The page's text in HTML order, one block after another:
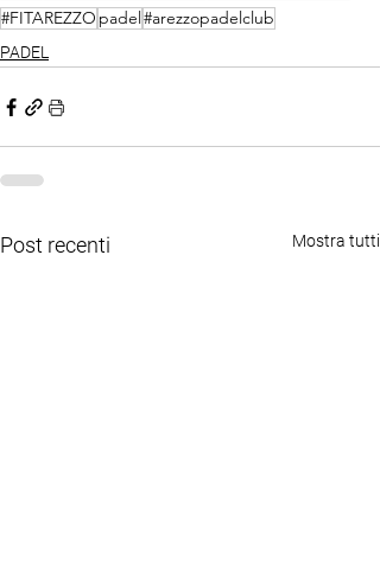
#FITAREZZO padel#arezzopadelclub
PADEL
Post recenti Mostra tutti